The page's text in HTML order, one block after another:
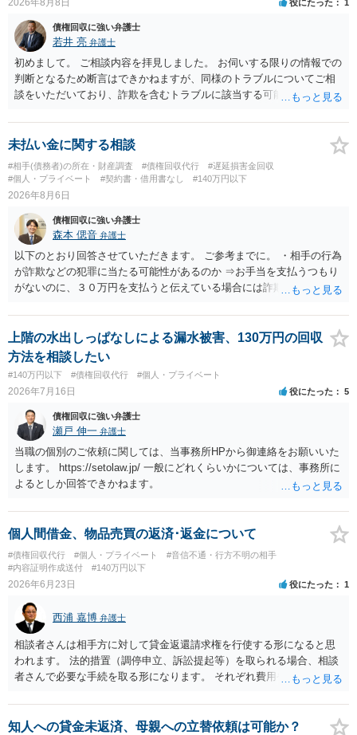
役にたった 1
債権回収に強い弁護士
若井 亮 弁護士
初めまして。 ご相談内容を拝見しました。 お伺いする限りの情報での
判断となるため断言はできかねますが、同様のトラブルについてご相
談をいただいており、詐欺を含むトラブルに該当する可能性があるで
ります。 お金を渡した方法が現金手渡しではなく、指定口座への振込
であるならば、相手方の身元を特定できる可能性もあるでしょう。 い
ずれにせよ、まずは速やかに最寄りの警察署に被害相談に行くことを
お勧めします。
未払い金に関する相談
#相手(債務者)の所在・財産調査 #債権回収代行
#遅延損害金回収
#個人・プライベート
#契約書・借用書なし #140万円以下
2026年8月6日
債権回収に強い弁護士
森本 偲音 弁護士
以下のとおり回答させていただきます。 ご参考までに。 ・相手の行為
が詐欺などの犯罪に当たる可能性があるのか ⇒お手当を支払うつもり
がないのに、３０万円を支払うと伝えている場合には詐欺罪に該当す
段が取れるのか ⇒契約に基づく履行請求として３０万円を請求するこ
とが考えられますが、 パパ活の契約は、売春防止法に抵触する契約
であるため、公序良俗に反する契約として 民法上無効（民法９０
条）となるため、相手方に請求できない可能性が高いです。 ・相手の
氏名や住所が分からない状態でも対応可能なのか ⇒訴訟等の裁判上の
手続を利用する場合には、原則として相手方の住所・氏名を把握して
いる必要があります。
上階の水出しっぱなしによる漏水被害、130万円の回収
方法を相談したい
#140万円以下 #債権回収代行 #個人・プライベート
2026年7月16日 役にたった 5
債権回収に強い弁護士
瀬戸 伸一 弁護士
当職の個別のご依頼に関しては、当事務所HPから御連絡をお願いいた
します。 https://setolaw.jp/ 一般にどれくらいかについては、事務所に
よるとしか回答できかねます。
個人間借金、物品売買の返済･返金について
#債権回収代行 #個人・プライベート
#音信不通・行方不明の相手
#内容証明作成送付
#140万円以下
2026年6月23日 役にたった 1
西浦 嘉博 弁護士
相談者さんは相手方に対して貸金返還請求権を行使する形になると思
われます。 法的措置（調停申立、訴訟提起等）を取られる場合、相談
者さんで必要な手続を取る形になります。 それぞれ費用や労力、時間
ば回収できないリスクがあることに留意ください。 一般民事となりま
すので、お住まいの地域の市役所での法律相談会の利用や、（資力要
知人への貸金未返済、母親への立替依頼は可能か？